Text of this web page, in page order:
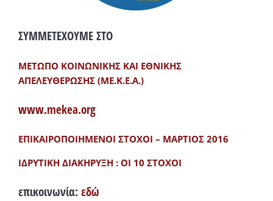
ΣΥΜΜΕΤΕΧΟΥΜΕ ΣΤΟ
ΜΕΤΩΠΟ ΚΟΙΝΩΝΙΚΗΣ ΚΑΙ ΕΘΝΙΚΗΣ
ΑΠΕΛΕΥΘΕΡΩΣΗΣ (ΜΕ.Κ.Ε.Α.)
www.mekea.org
ΕΠΙΚΑΙΡΟΠΟΙΗΜΕΝΟΙ ΣΤΟΧΟΙ – ΜΑΡΤΙΟΣ 2016
ΙΔΡΥΤΙΚΗ ΔΙΑΚΗΡΥΞΗ : ΟΙ 10 ΣΤΟΧΟΙ
επικοινωνία: εδώ